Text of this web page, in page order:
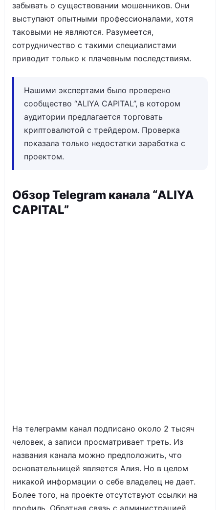
забывать о существовании мошенников. Они
выступают опытными профессионалами, хотя
таковыми не являются. Разумеется,
сотрудничество с такими специалистами
приводит только к плачевным последствиям.
Нашими экспертами было проверено
сообщество “ALIYA CAPITAL”, в котором
аудитории предлагается торговать
криптовалютой с трейдером. Проверка
показала только недостатки заработка с
проектом.
Обзор Telegram канала “ALIYA
CAPITAL”
На телеграмм канал подписано около 2 тысяч
человек, а записи просматривает треть. Из
названия канала можно предположить, что
основательницей является Алия. Но в целом
никакой информации о себе владелец не дает.
Более того, на проекте отсутствуют ссылки на
профиль. Обратная связь с администрацией